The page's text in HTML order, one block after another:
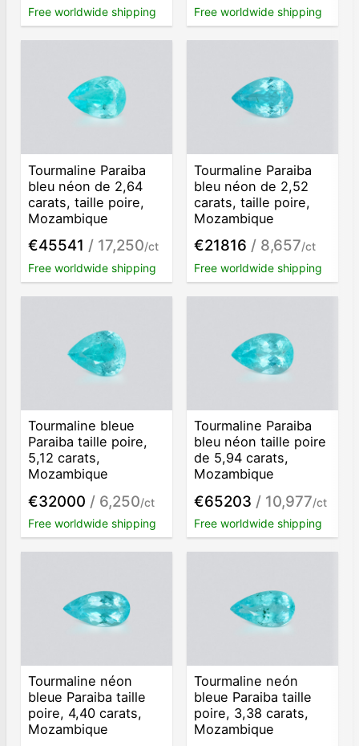
Free worldwide shipping
Free worldwide shipping
Tourmaline Paraiba
bleu néon de 2,64
carats, taille poire,
Mozambique
€45541 / 17,250/ct
Free worldwide shipping
Tourmaline Paraiba
bleu néon de 2,52
carats, taille poire,
Mozambique
€21816 / 8,657/ct
Free worldwide shipping
Tourmaline bleue
Paraiba taille poire,
5,12 carats,
Mozambique
€32000 / 6,250/ct
Free worldwide shipping
Tourmaline Paraiba
bleu néon taille poire
de 5,94 carats,
Mozambique
€65203 / 10,977/ct
Free worldwide shipping
Tourmaline néon
bleue Paraiba taille
poire, 4,40 carats,
Mozambique
Tourmaline neón
bleue Paraiba taille
poire, 3,38 carats,
Mozambique